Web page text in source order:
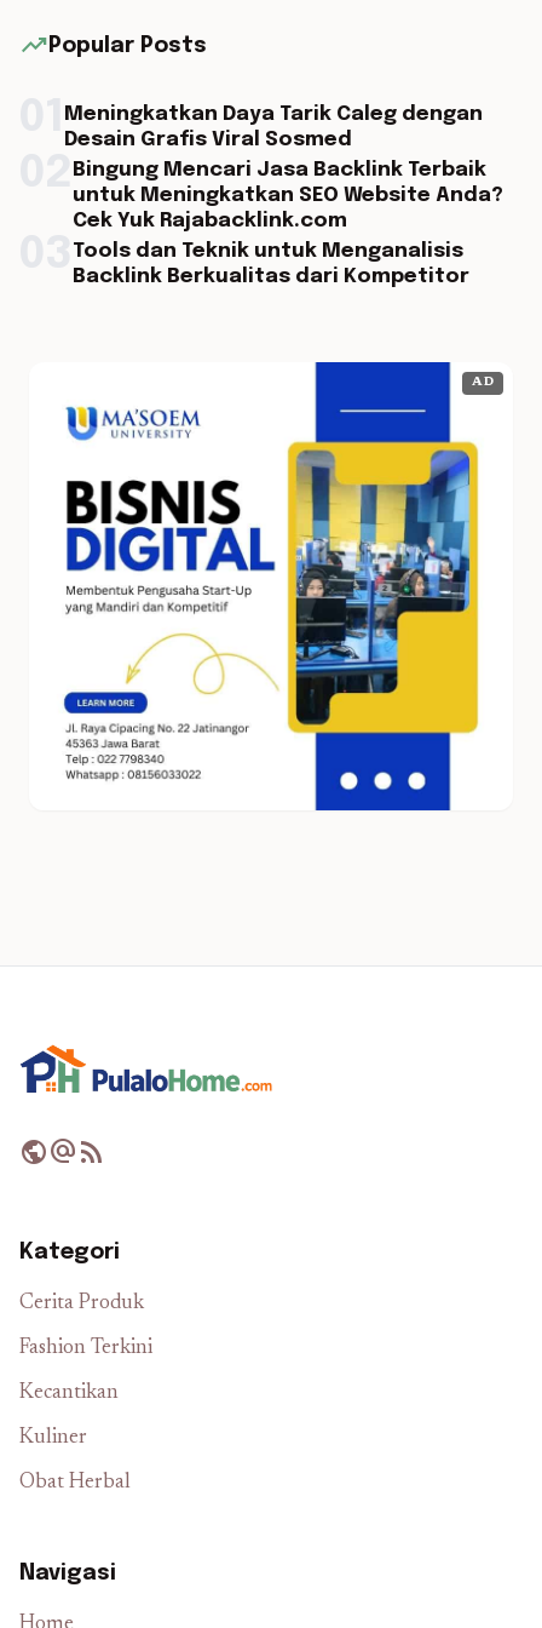
trending_up Popular Posts
Meningkatkan Daya Tarik Caleg dengan
Desain Grafis Viral Sosmed
Bingung Mencari Jasa Backlink Terbaik
untuk Meningkatkan SEO Website Anda?
Cek Yuk Rajabacklink.com
Tools dan Teknik untuk Menganalisis
Backlink Berkualitas dari Kompetitor
AD
publicalternate_emailrss_feed
Kategori
Cerita Produk
Fashion Terkini
Kecantikan
Kuliner
Obat Herbal
Navigasi